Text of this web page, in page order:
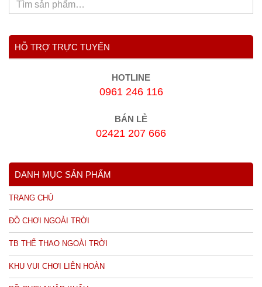
HỖ TRỢ TRỰC TUYẾN
HOTLINE
0961 246 116
BÁN LẺ
02421 207 666
DANH MỤC SẢN PHẨM
TRANG CHỦ
ĐỒ CHƠI NGOÀI TRỜI
TB THỂ THAO NGOÀI TRỜI
KHU VUI CHƠI LIÊN HOÀN